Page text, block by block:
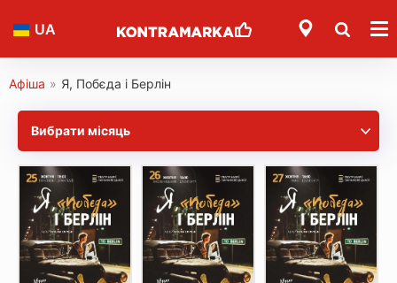
UA
Афіша » Я, Побєда і Берлін
Вибрати місяць